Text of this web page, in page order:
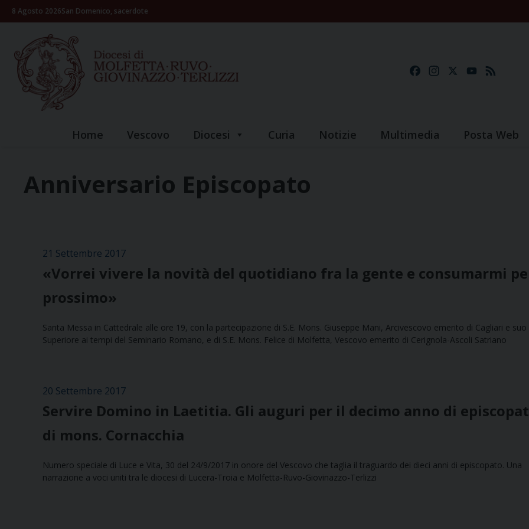
Skip8 Agosto 2026San Domenico, sacerdote
FacebookInstagramYouTube
Home Vescovo Diocesi Curia Notizie Multimedia Posta Web
Anniversario Episcopato
21 Settembre 2017
«Vorrei vivere la novità del quotidiano fra la gente e consumarmi
prossimo»
Santa Messa in Cattedrale alle ore 19, con la partecipazione di S.E. Mons. Giuseppe Mani, Arcivescovo emerito di Cagliari e suo
Superiore ai tempi del Seminario Romano, e di S.E. Mons. Felice di Molfetta, Vescovo emerito di Cerignola-Ascoli Satriano
20 Settembre 2017
Servire Domino in Laetitia. Gli auguri per il decimo anno di
di mons. Cornacchia
Numero speciale di Luce e Vita, 30 del 24/9/2017 in onore del Vescovo che taglia il traguardo dei dieci anni di episcopato. Una
narrazione a voci uniti tra le diocesi di Lucera-Troia e Molfetta-Ruvo-Giovinazzo-Terlizzi